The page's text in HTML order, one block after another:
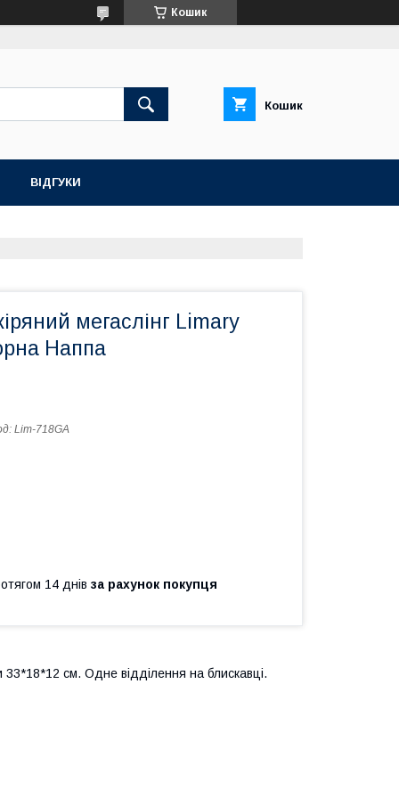
Кошик
Кошик
ВІДГУКИ
мегаслінг Limary
Наппа
Lim-718GA
14 днів за рахунок покупця
33*18*12 см. Одне відділення на блискавці.